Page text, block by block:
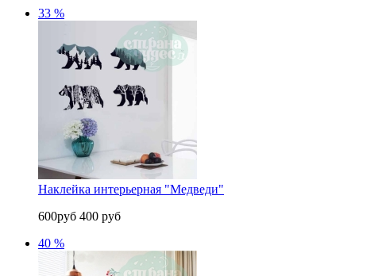
33 %
Наклейка интерьерная "Медведи"
600руб 400 руб
40 %